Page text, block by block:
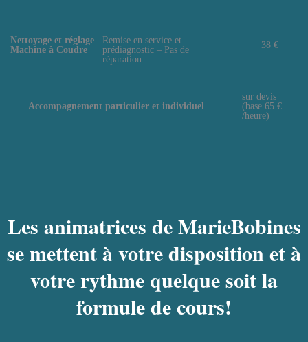
Nettoyage et réglage
Machine à Coudre
Remise en service et
prédiagnostic – Pas de
réparation
38 €
Accompagnement particulier et individuel
sur devis
(base 65 €
/heure)
Les animatrices de MarieBobines
se mettent à votre disposition et à
votre rythme quelque soit la
formule de cours!